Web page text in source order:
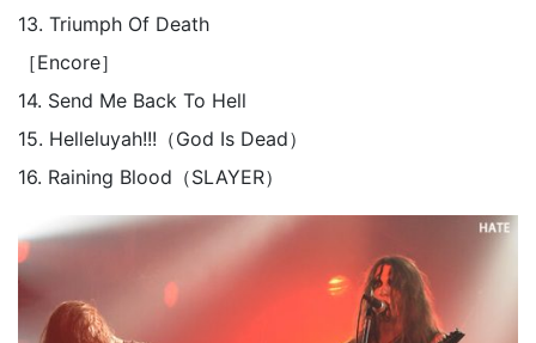
13. Triumph Of Death
［Encore］
14. Send Me Back To Hell
15. Helleluyah!!!（God Is Dead）
16. Raining Blood（SLAYER）